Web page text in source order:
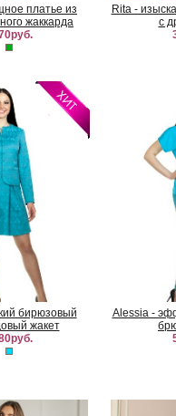
платье из
жаккарда
Rita -
с
бирюзовый
жакет
Alessia -